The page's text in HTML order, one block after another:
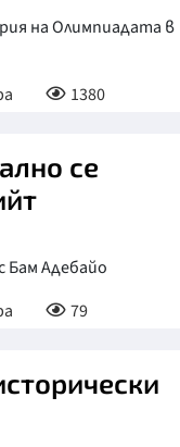
на Олимпиадата в
1380
се
Бам Адебайо
79